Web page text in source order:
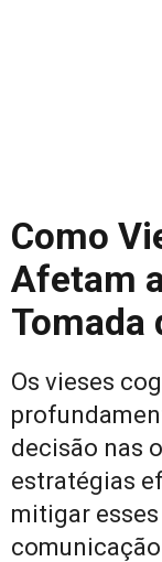
Como
Afetam
Tomada
Os vieses
decisão nas
estratégias
mitigar